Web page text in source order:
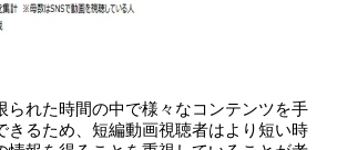
られた時間の中で様々なコンテンツを手
きるため、短編動画視聴者はより短い時